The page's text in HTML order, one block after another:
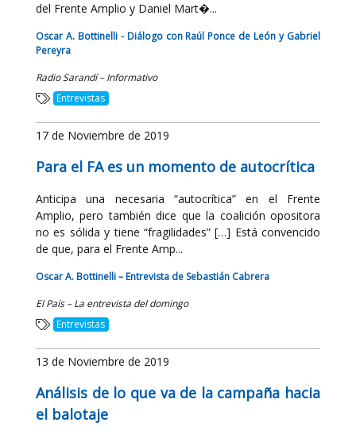
del Frente Amplio y Daniel Mart�...
Oscar A. Bottinelli - Diálogo con Raúl Ponce de León y Gabriel
Pereyra
Radio Sarandí – Informativo
Entrevistas
17 de Noviembre de 2019
Para el FA es un momento de autocrítica
Anticipa una necesaria “autocrítica” en el Frente
Amplio, pero también dice que la coalición opositora
no es sólida y tiene “fragilidades” […] Está convencido
de que, para el Frente Amp...
Oscar A. Bottinelli – Entrevista de Sebastián Cabrera
El País – La entrevista del domingo
Entrevistas
13 de Noviembre de 2019
Análisis de lo que va de la campaña hacia
el balotaje